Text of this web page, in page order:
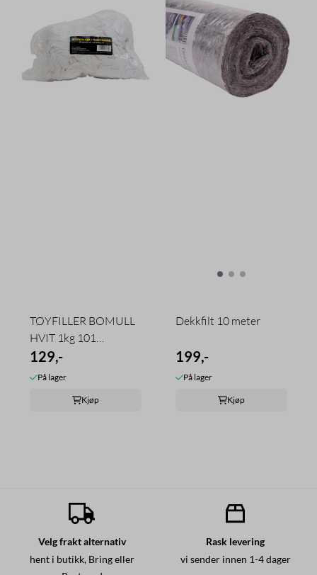
TØYFILLER BOMULL
HVIT 1kg 101
RELEKTA
129,-
På lager
Kjøp
Dekkfilt 10 meter
199,-
På lager
Kjøp
Velg frakt alternativ
hent i butikk, Bring eller
Rask levering
vi sender innen 1-4 dager